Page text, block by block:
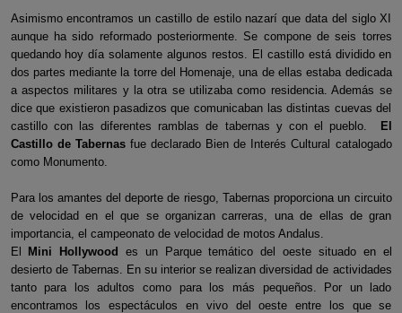
Asimismo encontramos un castillo de estilo nazarí que data del siglo XI
aunque ha sido reformado posteriormente. Se compone de seis torres
quedando hoy día solamente algunos restos. El castillo está dividido en
dos partes mediante la torre del Homenaje, una de ellas estaba dedicada
a aspectos militares y la otra se utilizaba como residencia. Además se
dice que existieron pasadizos que comunicaban las distintas cuevas del
castillo con las diferentes ramblas de tabernas y con el pueblo.
El
Castillo de Tabernas fue declarado Bien de Interés Cultural catalogado
como Monumento.
Para los amantes del deporte de riesgo, Tabernas proporciona un circuito
de velocidad en el que se organizan carreras, una de ellas de gran
importancia, el campeonato de velocidad de motos Andalus.
El
Mini Hollywood
es un Parque temático del oeste situado en el
desierto de Tabernas. En su interior se realizan diversidad de actividades
tanto para los adultos como para los más pequeños. Por un lado
encontramos los espectáculos en vivo del oeste entre los que se